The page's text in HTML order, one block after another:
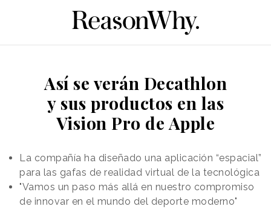
Así se verán Decathlon
y sus productos en las
Vision Pro de Apple
La compañía ha diseñado una aplicación “espacial”
para las gafas de realidad virtual de la tecnológica
"Vamos un paso más allá en nuestro compromiso
de innovar en el mundo del deporte moderno"